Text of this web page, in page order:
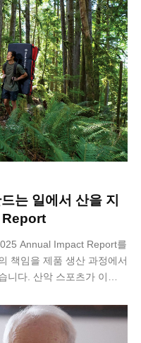
는 일에서 산을 지
Report
Annual Impact Report를
책임을 제품 생산 과정에서
니다. 산악 스포츠가 이…